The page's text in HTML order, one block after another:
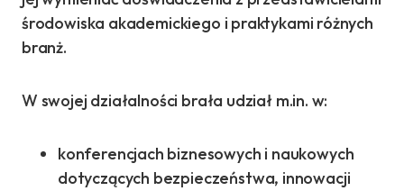
środowiska akademickiego i praktykami różnych
branż.
W swojej działalności brała udział m.in. w:
konferencjach biznesowych i naukowych
dotyczących bezpieczeństwa, innowacji